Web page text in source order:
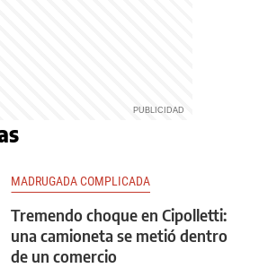
MADRUGADA COMPLICADA
Tremendo choque en Cipolletti:
una camioneta se metió dentro
de un comercio